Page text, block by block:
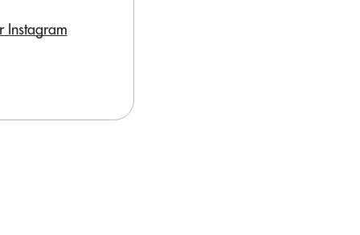
Instagram